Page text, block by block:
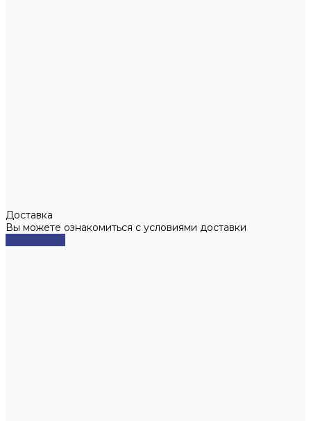
Доставка
Вы можете ознакомиться с условиями доставки